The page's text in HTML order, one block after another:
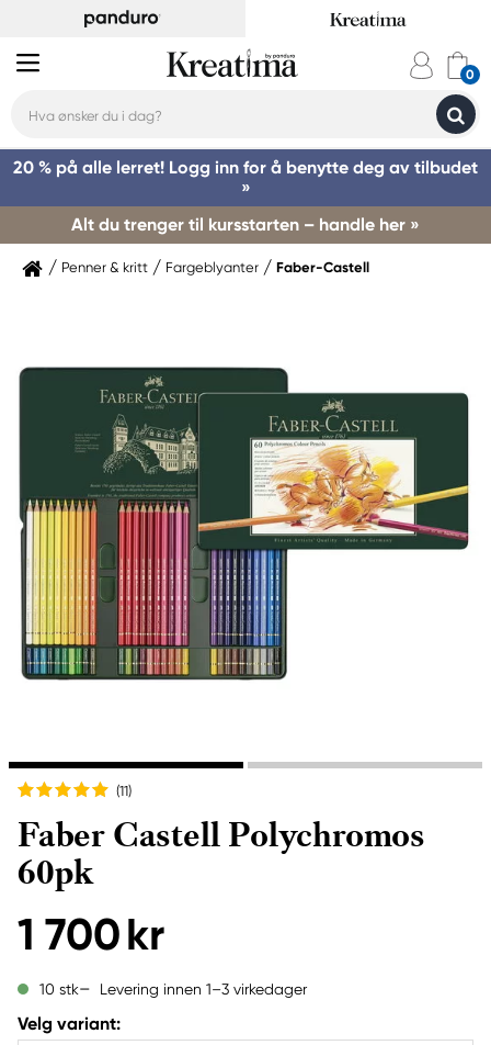
20 % på alle lerret! Logg inn for å benytte deg av tilbudet
»
Alt du trenger til kursstarten – handle her »
Penner & kritt Fargeblyanter Faber-Castell
(11)
Faber Castell Polychromos
60pk
1 700 kr
10 stk Levering innen 1–3 virkedager
Velg variant: